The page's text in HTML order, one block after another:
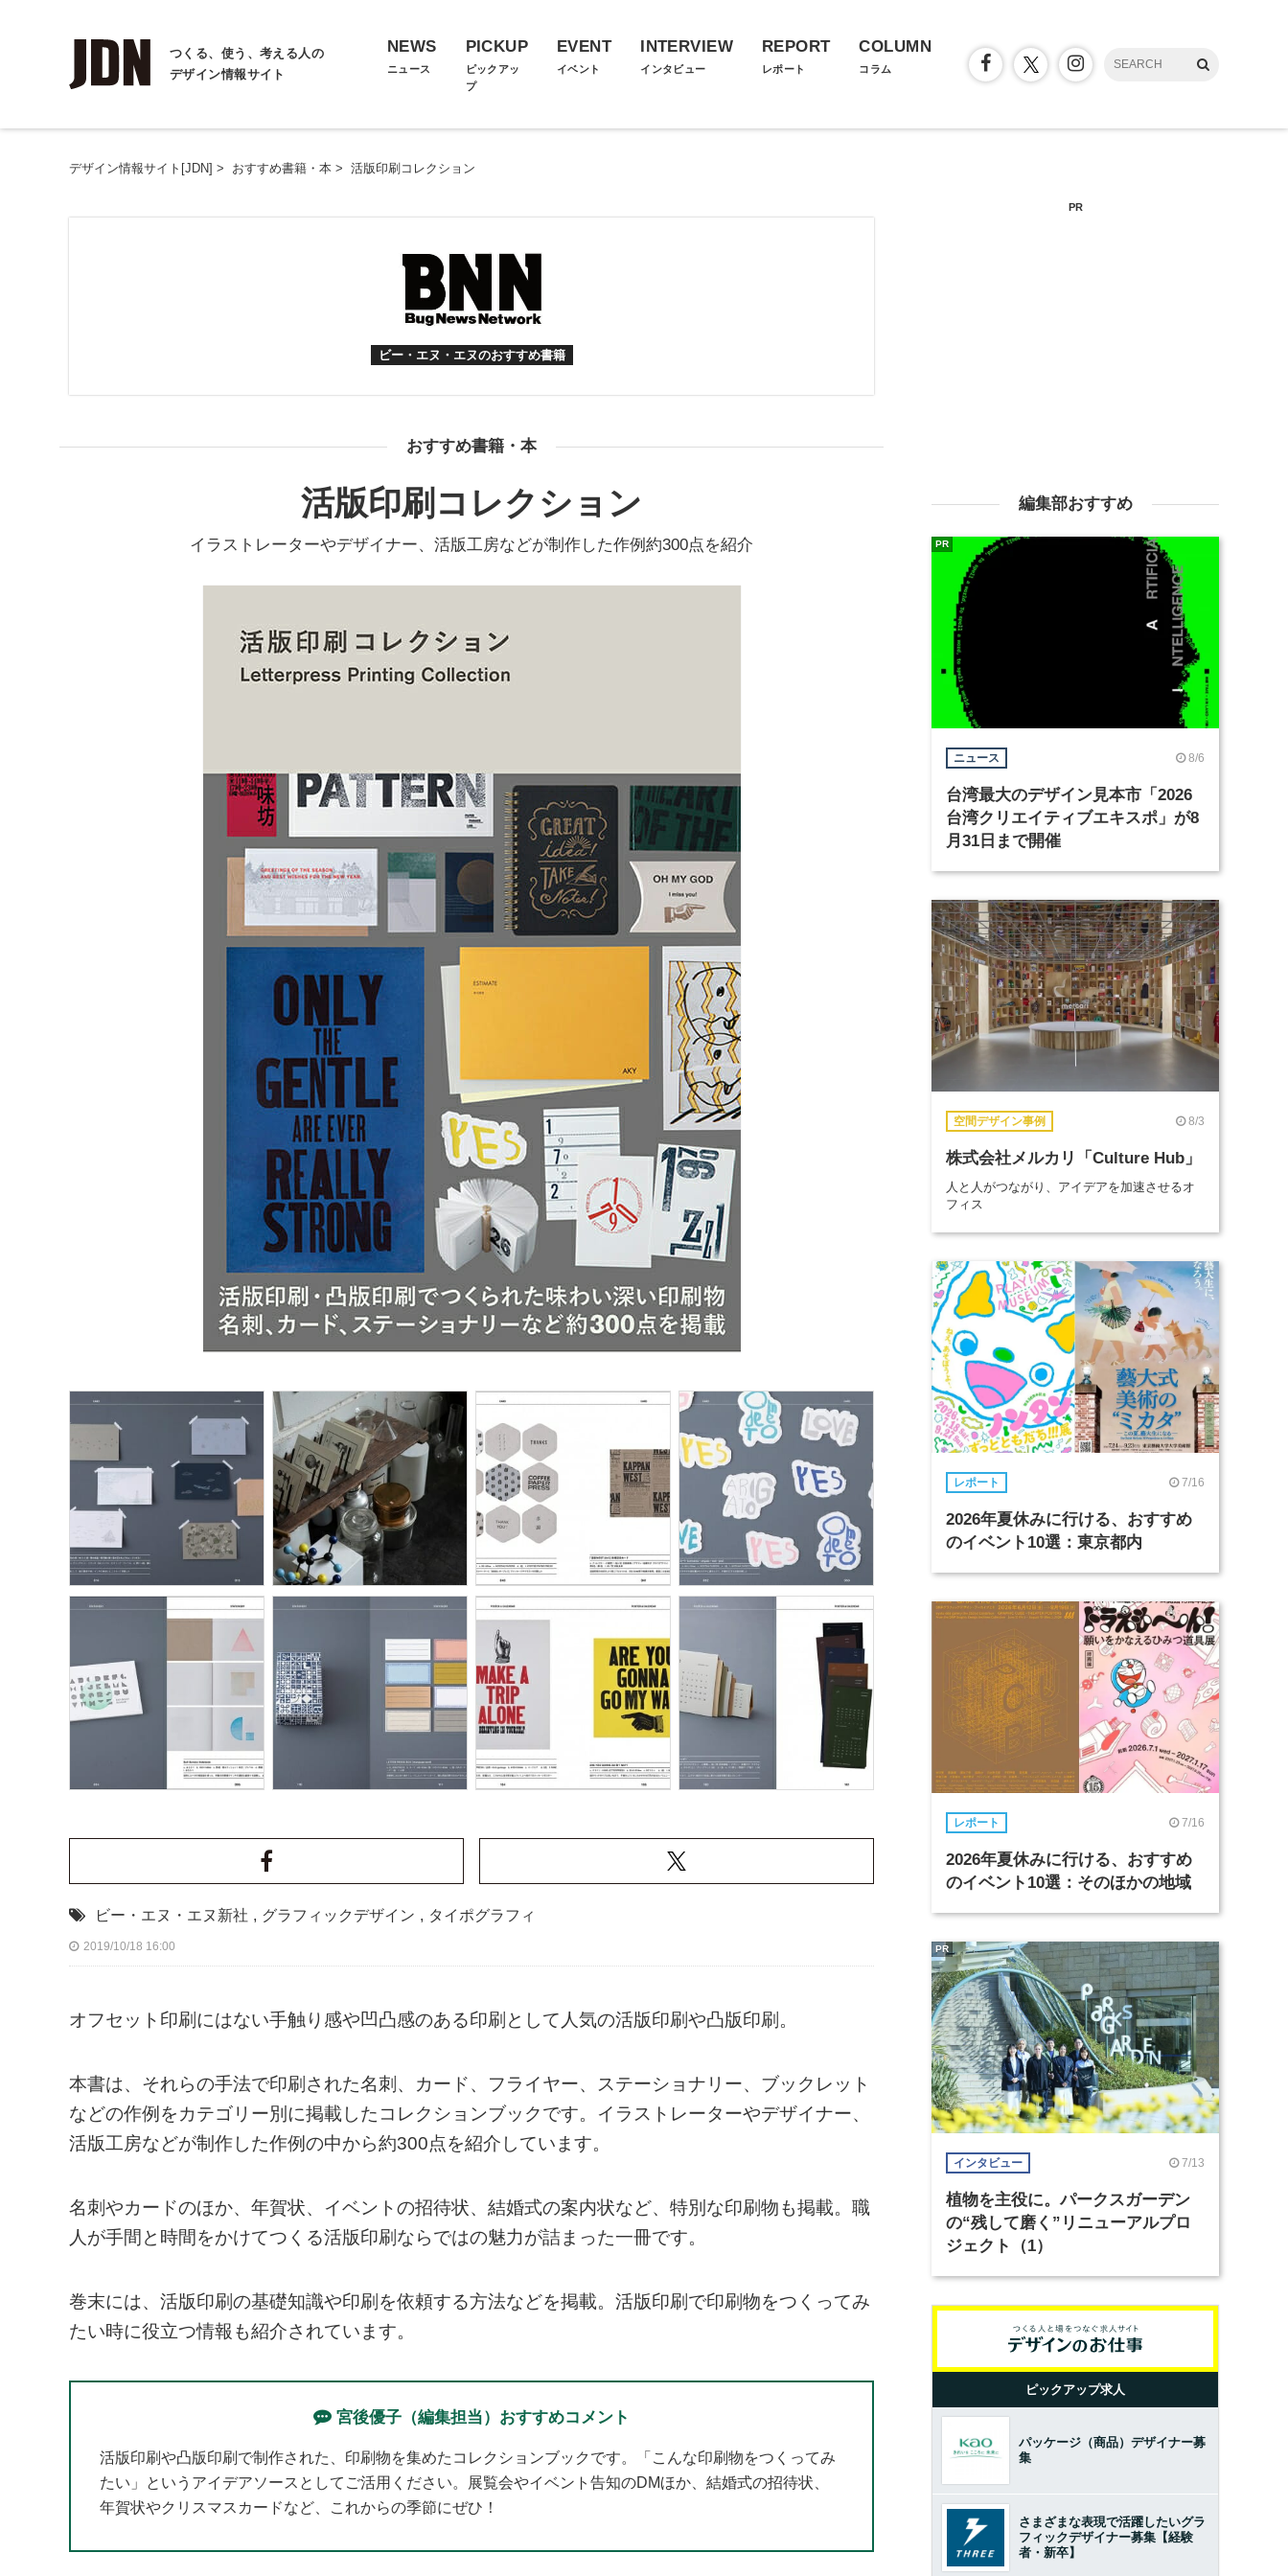
つくる、使う、考える人の
デザイン情報サイト
NEWS
ニュース
PICKUP
ピックアッ
プ
EVENT
イベント
INTERVIEW
インタビュー
REPORT
レポート
COLUMN
コラム
デザイン情報サイト[JDN] > おすすめ書籍・本 > 活版印刷コレクション
ビー・エヌ・エヌのおすすめ書籍
おすすめ書籍・本
活版印刷コレクション
イラストレーターやデザイナー、活版工房などが制作した作例約300点を紹介
ビー・エヌ・エヌ新社 , グラフィックデザイン , タイポグラフィ
2019/10/18 16:00
オフセット印刷にはない手触り感や凹凸感のある印刷として人気の活版印刷や凸版印刷。
本書は、それらの手法で印刷された名刺、カード、フライヤー、ステーショナリー、ブックレット
などの作例をカテゴリー別に掲載したコレクションブックです。イラストレーターやデザイナー、
活版工房などが制作した作例の中から約300点を紹介しています。
名刺やカードのほか、年賀状、イベントの招待状、結婚式の案内状など、特別な印刷物も掲載。職
人が手間と時間をかけてつくる活版印刷ならではの魅力が詰まった一冊です。
巻末には、活版印刷の基礎知識や印刷を依頼する方法などを掲載。活版印刷で印刷物をつくってみ
たい時に役立つ情報も紹介されています。
宮後優子（編集担当）おすすめコメント
活版印刷や凸版印刷で制作された、印刷物を集めたコレクションブックです。「こんな印刷物をつくってみ
たい」というアイデアソースとしてご活用ください。展覧会やイベント告知のDMほか、結婚式の招待状、
年賀状やクリスマスカードなど、これからの季節にぜひ！
PR
編集部おすすめ
ニュース 8/6
台湾最大のデザイン見本市「2026
台湾クリエイティブエキスポ」が8
月31日まで開催
PR
空間デザイン事例 8/3
株式会社メルカリ「Culture Hub」
人と人がつながり、アイデアを加速させるオ
フィス
レポート 7/16
2026年夏休みに行ける、おすすめ
のイベント10選：東京都内
レポート 7/16
2026年夏休みに行ける、おすすめ
のイベント10選：そのほかの地域
インタビュー 7/13
植物を主役に。パークスガーデン
の“残して磨く”リニューアルプロ
ジェクト（1）
PR
ピックアップ求人
パッケージ（商品）デザイナー募
集
さまざまな表現で活躍したいグラ
フィックデザイナー募集【経験
者・新卒】